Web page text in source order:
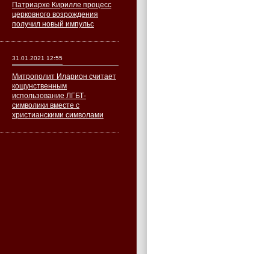
Патриархе Кирилле процесс
церковного возрождения
получил новый импульс
31.01.2021 12:55
Митрополит Иларион считает
кощунственным
использование ЛГБТ-
символики вместе с
христианскими символами